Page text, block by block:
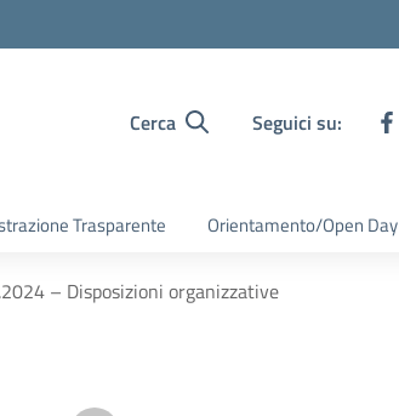
Cerca Seguici su:
Trasparente Orientamento/Open Day
– Disposizioni organizzative